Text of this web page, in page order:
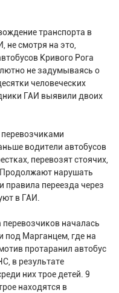
транспорта в
не смотря на это,
Кривого Рога
не задумываясь о
человеческих
ГАИ выявили двоих
водители автобусов
перевозят стоячих,
нарушать
правила переезда через
в ГАИ.
началась
под Марганцем, где на
протаранил автобус
в результате
них трое детей. 9
находятся в